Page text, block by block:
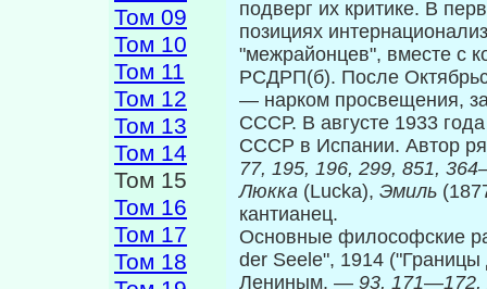
Том 09
Том 10
Том 11
Том 12
Том 13
Том 14
Том 15
Том 16
Том 17
Том 18
подверг их критике. В
позициях
"межрайонцев", вместе с
РСДРП(б). После
— нарком просвещения,
СССР. В августе 1933
СССР в Испании. Автор
77, 195, 196, 299, 851, 364
Люкка (Lucka), Эмиль
кантианец.
Основные философские
der Seele", 1914
Лениным. — 93, 171—172,